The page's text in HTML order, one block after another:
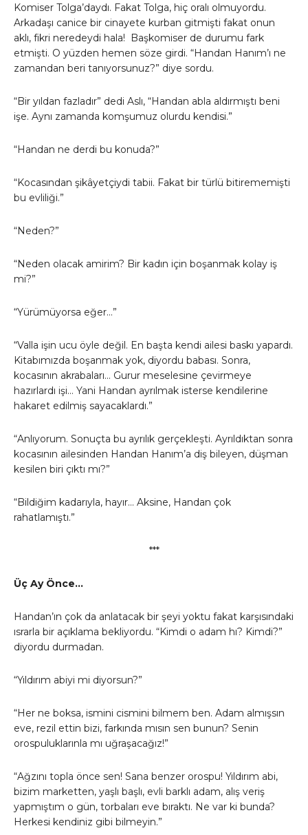
Komiser Tolga’daydı. Fakat Tolga, hiç oralı olmuyordu.
Arkadaşı canice bir cinayete kurban gitmişti fakat onun
aklı, fikri neredeydi hala! Başkomiser de durumu fark
etmişti. O yüzden hemen söze girdi. “Handan Hanım’ı ne
zamandan beri tanıyorsunuz?” diye sordu.
“Bir yıldan fazladır” dedi Aslı, “Handan abla aldırmıştı beni
işe. Aynı zamanda komşumuz olurdu kendisi.”
“Handan ne derdi bu konuda?”
“Kocasından şikâyetçiydi tabii. Fakat bir türlü bitirememişti
bu evliliği.”
“Neden?”
“Neden olacak amirim? Bir kadın için boşanmak kolay iş
mi?”
“Yürümüyorsa eğer…”
“Valla işin ucu öyle değil. En başta kendi ailesi baskı yapardı.
Kitabımızda boşanmak yok, diyordu babası. Sonra,
kocasının akrabaları… Gurur meselesine çevirmeye
hazırlardı işi… Yani Handan ayrılmak isterse kendilerine
hakaret edilmiş sayacaklardı.”
“Anlıyorum. Sonuçta bu ayrılık gerçekleşti. Ayrıldıktan sonra
kocasının ailesinden Handan Hanım’a diş bileyen, düşman
kesilen biri çıktı mı?”
“Bildiğim kadarıyla, hayır… Aksine, Handan çok
rahatlamıştı.”
***
Üç Ay Önce…
Handan’ın çok da anlatacak bir şeyi yoktu fakat karşısındaki
ısrarla bir açıklama bekliyordu. “Kimdi o adam hı? Kimdi?”
diyordu durmadan.
“Yıldırım abiyi mi diyorsun?”
“Her ne boksa, ismini cismini bilmem ben. Adam almışsın
eve, rezil ettin bizi, farkında mısın sen bunun? Senin
orospuluklarınla mı uğraşacağız!”
“Ağzını topla önce sen! Sana benzer orospu! Yıldırım abi,
bizim marketten, yaşlı başlı, evli barklı adam, alış veriş
yapmıştım o gün, torbaları eve bıraktı. Ne var ki bunda?
Herkesi kendiniz gibi bilmeyin.”